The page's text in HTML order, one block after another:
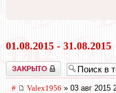
01.08.2015 - 31.08.2015
Закрыто
# Valex1956 » 03 авг 2015